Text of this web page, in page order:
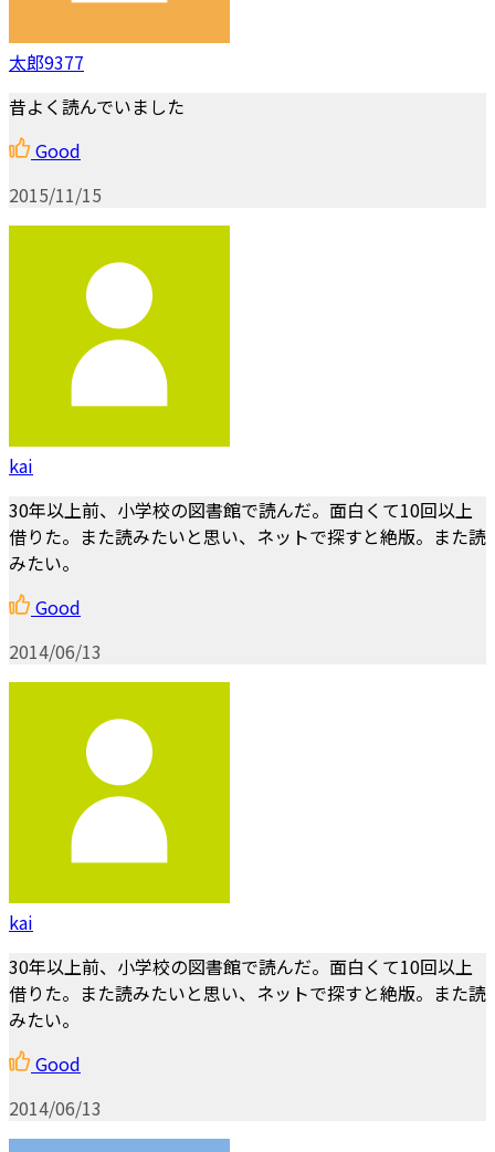
太郎9377
昔よく読んでいました
Good
2015/11/15
kai
30年以上前、小学校の図書館で読んだ。面白くて10回以上
借りた。また読みたいと思い、ネットで探すと絶版。また読
みたい。
Good
2014/06/13
kai
30年以上前、小学校の図書館で読んだ。面白くて10回以上
借りた。また読みたいと思い、ネットで探すと絶版。また読
みたい。
Good
2014/06/13